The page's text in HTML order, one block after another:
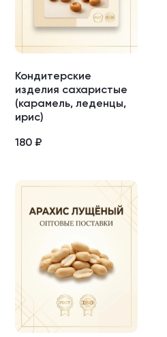
Кондитерские
изделия сахаристые
(карамель, леденцы,
ирис)
180 ₽